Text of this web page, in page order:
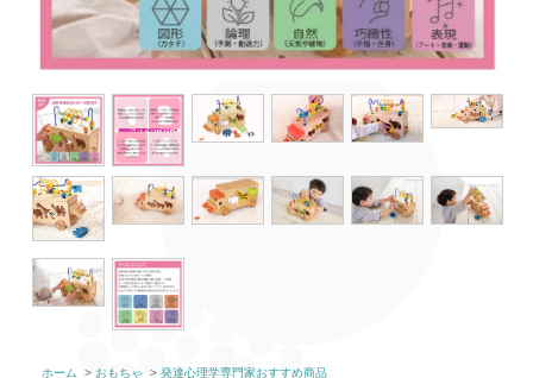
ホーム > おもちゃ > 発達心理学専門家おすすめ商品